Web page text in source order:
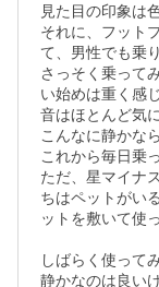
見た目の印象は
それに、フット
て、男性でも乗
さっそく乗って
い始めは重く感
音はほとんど気
こんなに静かな
これから毎日乗
ただ、星マイナ
ちはペットがい
ットを敷いて使
しばらく使って
静かなのは良い